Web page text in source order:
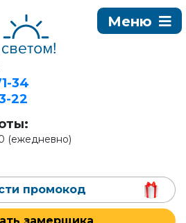
34
22
(ежедневно)
промокод